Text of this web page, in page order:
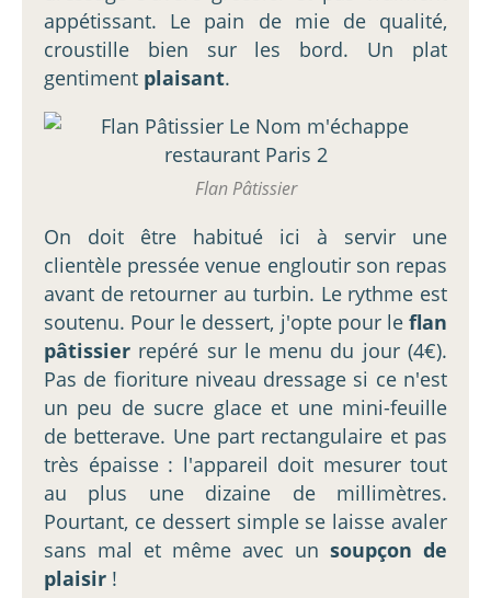
appétissant. Le pain de mie de qualité,
croustille bien sur les bord. Un plat
gentiment plaisant.
Flan Pâtissier
On doit être habitué ici à servir une
clientèle pressée venue engloutir son repas
avant de retourner au turbin. Le rythme est
soutenu. Pour le dessert, j'opte pour le flan
pâtissier repéré sur le menu du jour (4€).
Pas de fioriture niveau dressage si ce n'est
un peu de sucre glace et une mini-feuille
de betterave. Une part rectangulaire et pas
très épaisse : l'appareil doit mesurer tout
au plus une dizaine de millimètres.
Pourtant, ce dessert simple se laisse avaler
sans mal et même avec un soupçon de
plaisir !